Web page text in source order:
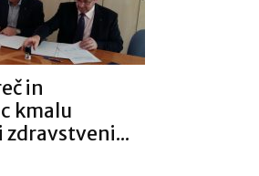
in
kmalu
zdravstveni...